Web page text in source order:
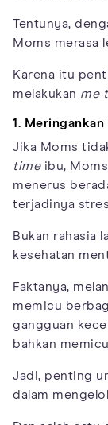
Tentunya,
Moms merasa
Karena itu
melakukan me
1.
Jika Moms
timeibu, Moms
menerus
terjadinya
Bukan rahasia
kesehatan
Faktanya,
memicu
gangguan
bahkan
Jadi, penting
dalam